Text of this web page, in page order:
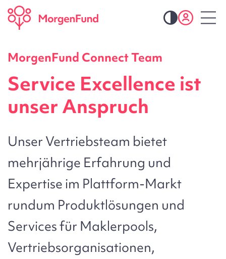
MorgenFund Connect Team
Service Excellence ist
unser Anspruch
Unser Vertriebsteam bietet
mehrjährige Erfahrung und
Expertise im Plattform-Markt
rundum Produktlösungen und
Services für Maklerpools,
Vertriebsorganisationen,